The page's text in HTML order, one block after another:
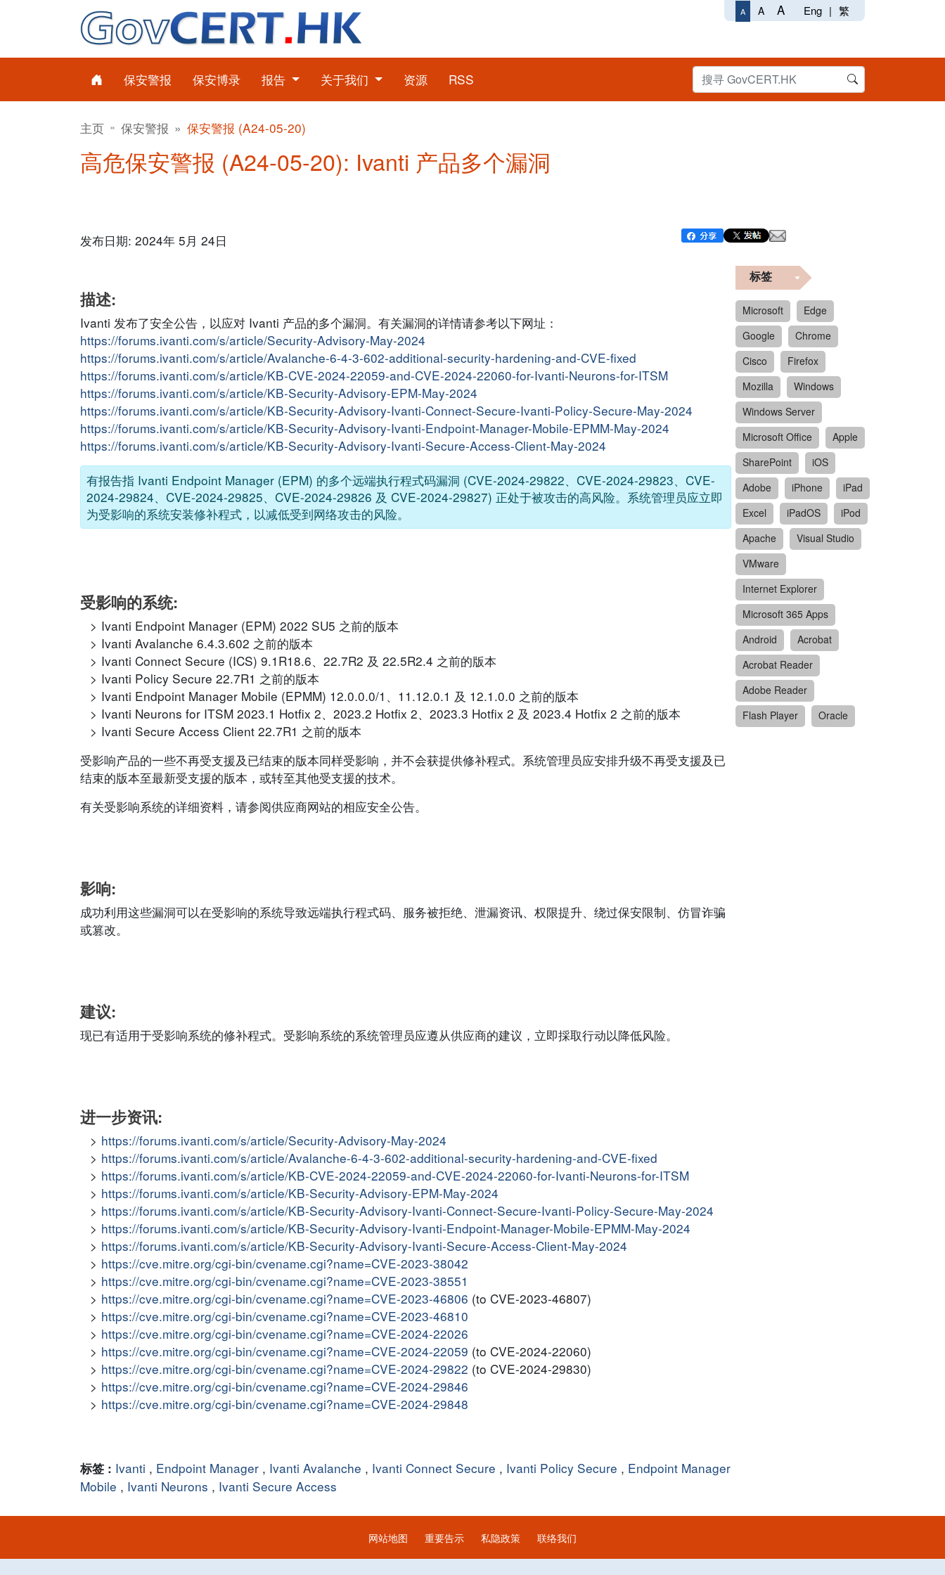
A A A Eng | 繁
保安警报 保安博录 报告 关于我们 资源 RSS
主页 保安警报 保安警报 (A24-05-20)
高危保安警报 (A24-05-20): Ivanti 产品多个漏洞
发布日期: 2024年 5月 24日
描述:
Ivanti 发布了安全公告，以应对 Ivanti 产品的多个漏洞。有关漏洞的详情请参考以下网址：
https://forums.ivanti.com/s/article/Security-Advisory-May-2024
https://forums.ivanti.com/s/article/Avalanche-6-4-3-602-additional-security-hardening-and-CVE-fixed
https://forums.ivanti.com/s/article/KB-CVE-2024-22059-and-CVE-2024-22060-for-Ivanti-Neurons-for-ITSM
https://forums.ivanti.com/s/article/KB-Security-Advisory-EPM-May-2024
https://forums.ivanti.com/s/article/KB-Security-Advisory-Ivanti-Connect-Secure-Ivanti-Policy-Secure-May-2024
https://forums.ivanti.com/s/article/KB-Security-Advisory-Ivanti-Endpoint-Manager-Mobile-EPMM-May-2024
https://forums.ivanti.com/s/article/KB-Security-Advisory-Ivanti-Secure-Access-Client-May-2024
有报告指 Ivanti Endpoint Manager (EPM) 的多个远端执行程式码漏洞 (CVE-2024-29822、CVE-2024-29823、CVE-
2024-29824、CVE-2024-29825、CVE-2024-29826 及 CVE-2024-29827) 正处于被攻击的高风险。系统管理员应立即
为受影响的系统安装修补程式，以减低受到网络攻击的风险。
受影响的系统:
Ivanti Endpoint Manager (EPM) 2022 SU5 之前的版本
Ivanti Avalanche 6.4.3.602 之前的版本
Ivanti Connect Secure (ICS) 9.1R18.6、22.7R2 及 22.5R2.4 之前的版本
Ivanti Policy Secure 22.7R1 之前的版本
Ivanti Endpoint Manager Mobile (EPMM) 12.0.0.0/1、11.12.0.1 及 12.1.0.0 之前的版本
Ivanti Neurons for ITSM 2023.1 Hotfix 2、2023.2 Hotfix 2、2023.3 Hotfix 2 及 2023.4 Hotfix 2 之前的版本
Ivanti Secure Access Client 22.7R1 之前的版本
受影响产品的一些不再受支援及已结束的版本同样受影响，并不会获提供修补程式。系统管理员应安排升级不再受支援及已
结束的版本至最新受支援的版本，或转至其他受支援的技术。
有关受影响系统的详细资料，请参阅供应商网站的相应安全公告。
影响:
成功利用这些漏洞可以在受影响的系统导致远端执行程式码、服务被拒绝、泄漏资讯、权限提升、绕过保安限制、仿冒诈骗
或篡改。
建议:
现已有适用于受影响系统的修补程式。受影响系统的系统管理员应遵从供应商的建议，立即採取行动以降低风险。
进一步资讯:
https://forums.ivanti.com/s/article/Security-Advisory-May-2024
https://forums.ivanti.com/s/article/Avalanche-6-4-3-602-additional-security-hardening-and-CVE-fixed
https://forums.ivanti.com/s/article/KB-CVE-2024-22059-and-CVE-2024-22060-for-Ivanti-Neurons-for-ITSM
https://forums.ivanti.com/s/article/KB-Security-Advisory-EPM-May-2024
https://forums.ivanti.com/s/article/KB-Security-Advisory-Ivanti-Connect-Secure-Ivanti-Policy-Secure-May-2024
https://forums.ivanti.com/s/article/KB-Security-Advisory-Ivanti-Endpoint-Manager-Mobile-EPMM-May-2024
https://forums.ivanti.com/s/article/KB-Security-Advisory-Ivanti-Secure-Access-Client-May-2024
https://cve.mitre.org/cgi-bin/cvename.cgi?name=CVE-2023-38042
https://cve.mitre.org/cgi-bin/cvename.cgi?name=CVE-2023-38551
https://cve.mitre.org/cgi-bin/cvename.cgi?name=CVE-2023-46806 (to CVE-2023-46807)
https://cve.mitre.org/cgi-bin/cvename.cgi?name=CVE-2023-46810
https://cve.mitre.org/cgi-bin/cvename.cgi?name=CVE-2024-22026
https://cve.mitre.org/cgi-bin/cvename.cgi?name=CVE-2024-22059 (to CVE-2024-22060)
https://cve.mitre.org/cgi-bin/cvename.cgi?name=CVE-2024-29822 (to CVE-2024-29830)
https://cve.mitre.org/cgi-bin/cvename.cgi?name=CVE-2024-29846
https://cve.mitre.org/cgi-bin/cvename.cgi?name=CVE-2024-29848
标签 : Ivanti , Endpoint Manager , Ivanti Avalanche , Ivanti Connect Secure , Ivanti Policy Secure , Endpoint Manager
Mobile , Ivanti Neurons , Ivanti Secure Access
标签
Microsoft
Edge
Google
Chrome
Cisco
Firefox
Mozilla
Windows
Windows Server
Microsoft Office
Apple
SharePoint
iOS
Adobe
iPhone
iPad
Excel
iPadOS
iPod
Apache
Visual Studio
VMware
Internet Explorer
Microsoft 365 Apps
Android
Acrobat
Acrobat Reader
Adobe Reader
Flash Player
Oracle
网站地图 重要告示 私隐政策 联络我们